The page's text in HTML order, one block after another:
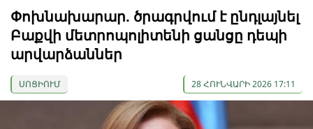
Փոխնախարար. ծրագրվում է ընդլայնել
Բաքվի մետրոպոլիտենի ցանցը դեպի
արվարձաններ
ՍՈՑԻՈՒՄ 28 ՀՈՒՆՎԱՐԻ 2026 17:11